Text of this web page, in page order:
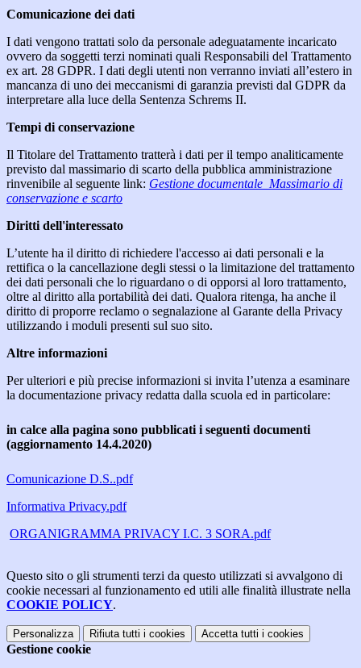
Comunicazione dei dati
I dati vengono trattati solo da personale adeguatamente incaricato
ovvero da soggetti terzi nominati quali Responsabili del Trattamento
ex art. 28 GDPR. I dati degli utenti non verranno inviati all’estero in
mancanza di uno dei meccanismi di garanzia previsti dal GDPR da
interpretare alla luce della Sentenza Schrems II.
Tempi di conservazione
Il Titolare del Trattamento tratterà i dati per il tempo analiticamente
previsto dal massimario di scarto della pubblica amministrazione
rinvenibile al seguente link: Gestione documentale_Massimario di
conservazione e scarto
Diritti dell'interessato
L’utente ha il diritto di richiedere l'accesso ai dati personali e la
rettifica o la cancellazione degli stessi o la limitazione del trattamento
dei dati personali che lo riguardano o di opporsi al loro trattamento,
oltre al diritto alla portabilità dei dati. Qualora ritenga, ha anche il
diritto di proporre reclamo o segnalazione al Garante della Privacy
utilizzando i moduli presenti sul suo sito.
Altre informazioni
Per ulteriori e più precise informazioni si invita l’utenza a esaminare
la documentazione privacy redatta dalla scuola ed in particolare:
in calce alla pagina sono pubblicati i seguenti documenti
(aggiornamento 14.4.2020)
Comunicazione D.S..pdf
Informativa Privacy.pdf
ORGANIGRAMMA PRIVACY I.C. 3 SORA.pdf
Questo sito o gli strumenti terzi da questo utilizzati si avvalgono di
cookie necessari al funzionamento ed utili alle finalità illustrate nella
COOKIE POLICY.
Personalizza Rifiuta tutti i cookies Accetta tutti i cookies
Gestione cookie